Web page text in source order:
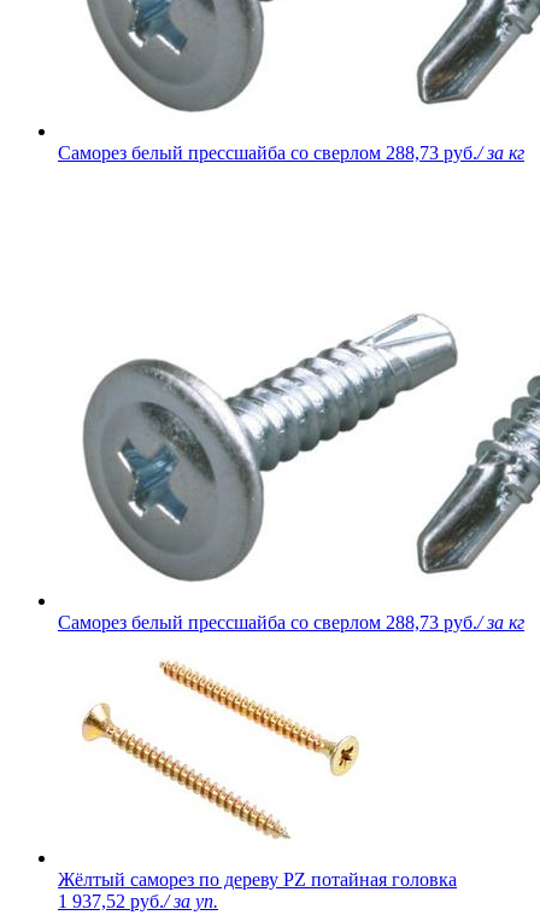
Саморез белый прессшайба со сверлом 288,73 руб./ за кг
Саморез белый прессшайба со сверлом 288,73 руб./ за кг
Жёлтый саморез по дереву PZ потайная головка
1 937,52 руб./ за уп.